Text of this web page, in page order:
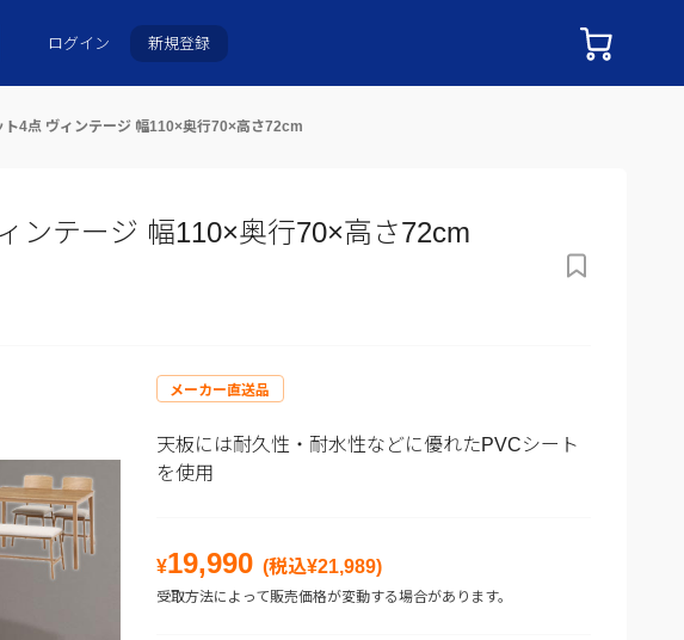
ログイン 新規登録
4点 ヴィンテージ 幅110×奥行70×高さ72cm
ンテージ 幅110×奥行70×高さ72cm
メーカー直送品
天板には耐久性・耐水性などに優れたPVCシート
を使用
¥19,990 (税込¥21,989)
受取方法によって販売価格が変動する場合があります。